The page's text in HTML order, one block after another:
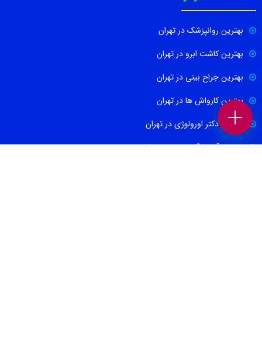
بهترین روانپزشک در تهران
بهترین کاشت ابرو در تهران
بهترین جراح بینی در تهران
بهترین کارواش ها در تهران
بهترین دکتر اورولوژی در تهران
بهترین آموزشگاه موسیقی تهران